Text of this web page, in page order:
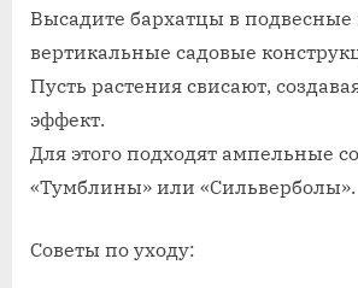
Высадите бархатцы в
вертикальные садовые
Пусть растения свисают,
эффект.
Для этого подходят ампельные
«Тумблины» или «Сильверболы».
Советы по уходу: